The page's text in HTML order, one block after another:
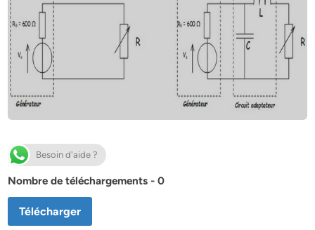
Besoin d'aide ?
Nombre de téléchargements - 0
Télécharger